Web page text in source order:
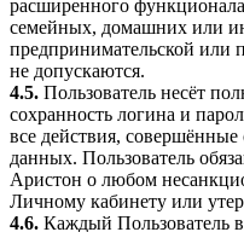
расширенного
семейных, домашних или
предпринимательской или
не допускаются.
4.5. Пользователь несёт
сохранность логина и
все действия,
данных. Пользователь
Аристон о любом
Личному кабинету или
4.6. Каждый Пользователь